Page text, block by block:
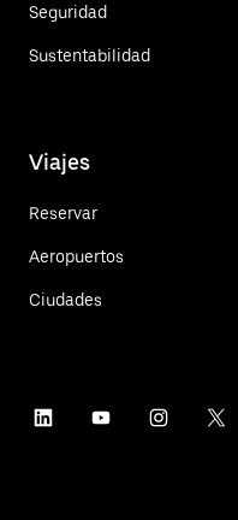
Seguridad
Sustentabilidad
Viajes
Reservar
Aeropuertos
Ciudades